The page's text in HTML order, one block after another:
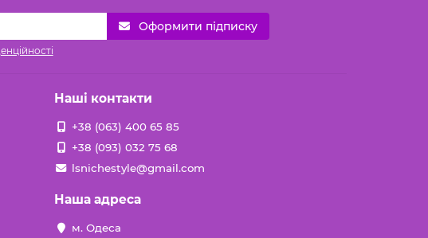
Оформити підписку
Наші контакти
+38 (063) 400 65 85
+38 (093) 032 75 68
lsnichestyle@gmail.com
Наша адреса
м. Одеса